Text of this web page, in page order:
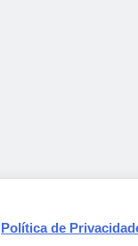
Gebbeg Powered By
Política de